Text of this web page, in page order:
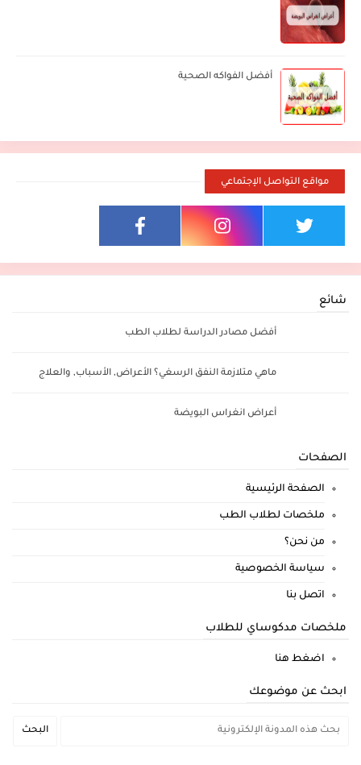
أفضل الفواكه الصحية
مواقع التواصل الإجتماعي
شائع
أفضل مصادر الدراسة لطلاب الطب
ماهي متلازمة النفق الرسغي؟ الأعراض, الأسباب, والعلاج
أعراض انغراس البويضة
الصفحات
الصفحة الرئيسية
ملخصات لطلاب الطب
من نحن؟
سياسة الخصوصية
اتصل بنا
ملخصات مدكوساي للطلاب
اضغط هنا
ابحث عن موضوعك